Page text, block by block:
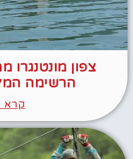
צפון מונטנגרו
הרשימה
קרא